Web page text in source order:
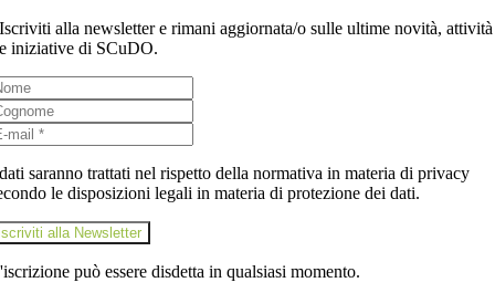
Iscriviti alla newsletter e rimani aggiornata/o sulle ultime novità, attività
e iniziative di SCuDO.
saranno trattati nel rispetto della normativa in materia di privacy
le disposizioni legali in materia di protezione dei dati.
alla Newsletter
può essere disdetta in qualsiasi momento.